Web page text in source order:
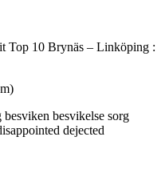
Top 10 Brynäs – Linköping :
besvikelse sorg
dejected